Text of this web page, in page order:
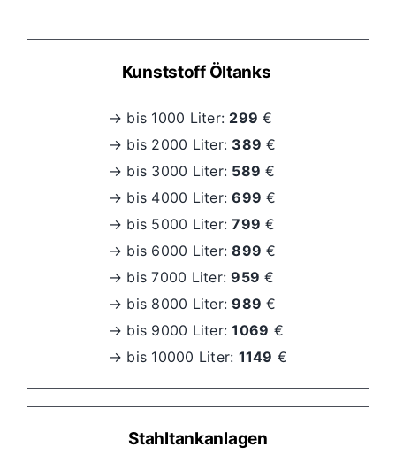
Kunststoff Öltanks
→ bis 1000 Liter: 299 €
→ bis 2000 Liter: 389 €
→ bis 3000 Liter: 589 €
→ bis 4000 Liter:699 €
→ bis 5000 Liter:799 €
→ bis 6000 Liter:899 €
→ bis 7000 Liter:959 €
→ bis 8000 Liter:989 €
→ bis 9000 Liter:1069 €
→ bis 10000 Liter: 1149 €
Stahltankanlagen